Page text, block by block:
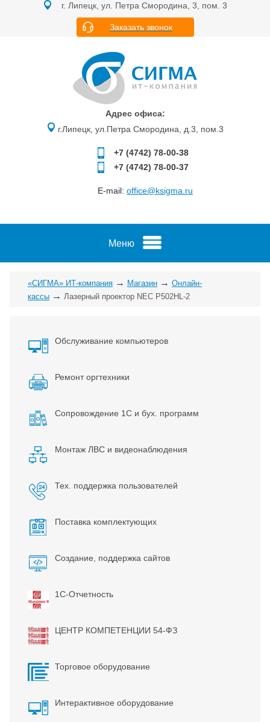
г. Липецк, ул. Петра Смородина, 3, пом. 3
Заказать звонок
Адрес офиса:
г.Липецк, ул.Петра Смородина, д.3, пом.3
+7 (4742) 78-00-38
+7 (4742) 78-00-37
E-mail: office@ksigma.ru
Меню
«СИГМА» ИТ-компания → Магазин → Онлайн-
кассы → Лазерный проектор NEC P502HL-2
Обслуживание компьютеров
Ремонт оргтехники
Сопровождение 1С и бух. программ
Монтаж ЛВС и видеонаблюдения
Тех. поддержка пользователей
Поставка комплектующих
Создание, поддержка сайтов
1С-Отчетность
ЦЕНТР КОМПЕТЕНЦИИ 54-ФЗ
Торговое оборудование
Интерактивное оборудование